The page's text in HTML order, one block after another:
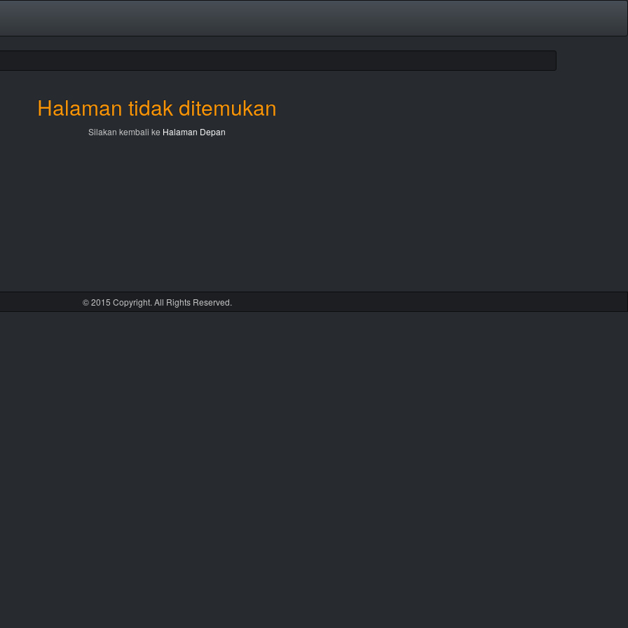
Halaman tidak ditemukan
Silakan kembali ke Halaman Depan
© 2015 Copyright. All Rights Reserved.